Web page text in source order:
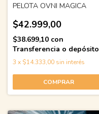
PELOTA OVNI MAGICA
$42.999,00
$38.699,10 con
Transferencia o depósito
3 x $14.333,00 sin interés